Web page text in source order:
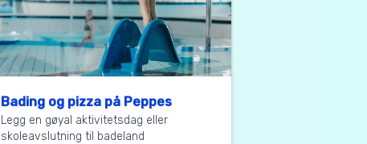
Bading og pizza på Peppes
Legg en gøyal aktivitetsdag eller
skoleavslutning til badeland